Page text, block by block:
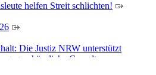
helfen Streit schlichten!
Die Justiz NRW unterstützt
gegen häusliche Gewalt